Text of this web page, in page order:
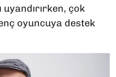
çok
oyuncuya destek